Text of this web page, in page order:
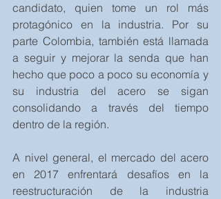
candidato, quien tome un rol más
protagónico en la industria. Por su
parte Colombia, también está llamada
a seguir y mejorar la senda que han
hecho que poco a poco su economía y
su industria del acero se sigan
consolidando a través del tiempo
dentro de la región.
A nivel general, el mercado del acero
en 2017 enfrentará desafíos en la
reestructuración de la industria